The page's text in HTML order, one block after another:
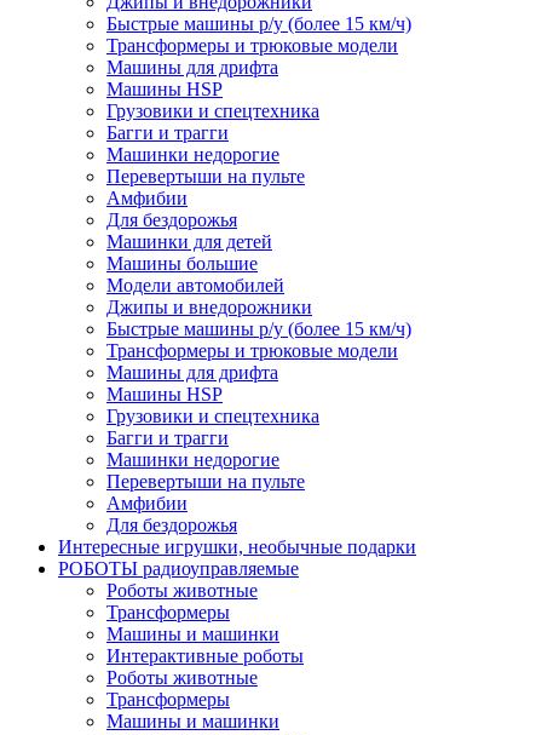
Быстрые машины р/у (более 15 км/ч)
Трансформеры и трюковые модели
Машины для дрифта
Машины HSP
Грузовики и спецтехника
Багги и трагги
Машинки недорогие
Перевертыши на пульте
Амфибии
Для бездорожья
Машинки для детей
Машины большие
Модели автомобилей
Джипы и внедорожники
Быстрые машины р/у (более 15 км/ч)
Трансформеры и трюковые модели
Машины для дрифта
Машины HSP
Грузовики и спецтехника
Багги и трагги
Машинки недорогие
Перевертыши на пульте
Амфибии
Для бездорожья
Интересные игрушки, необычные подарки
РОБОТЫ радиоуправляемые
Роботы животные
Трансформеры
Машины и машинки
Интерактивные роботы
Роботы животные
Трансформеры
Машины и машинки